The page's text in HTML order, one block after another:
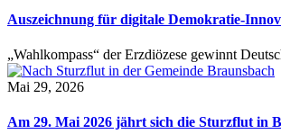
Auszeichnung für digitale Demokratie-
„Wahlkompass“ der Erzdiözese gewinnt
Mai 29, 2026
Am 29. Mai 2026 jährt sich die Sturzflut in